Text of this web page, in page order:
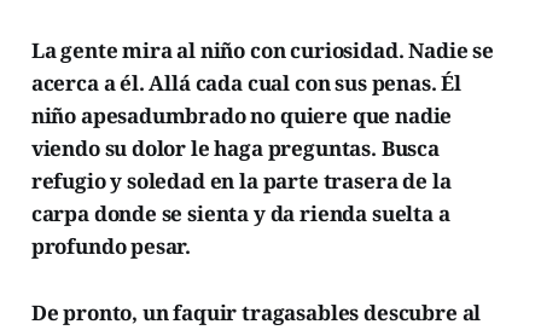
La gente mira al niño con curiosidad. Nadie se
acerca a él. Allá cada cual con sus penas. Él
niño apesadumbrado no quiere que nadie
viendo su dolor le haga preguntas. Busca
refugio y soledad en la parte trasera de la
carpa donde se sienta y da rienda suelta a
profundo pesar.
De pronto, un faquir tragasables descubre al